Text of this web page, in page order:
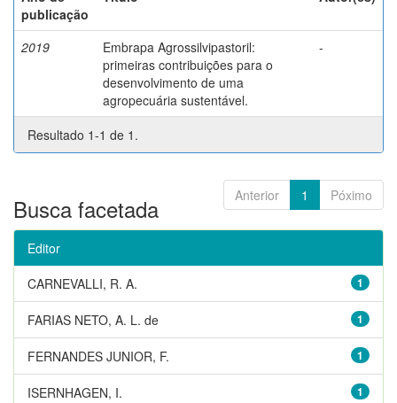
publicação
2019
Embrapa Agrossilvipastoril:
primeiras contribuições para o
desenvolvimento de uma
agropecuária sustentável.
-
Resultado 1-1 de 1.
Anterior 1 Póximo
Busca facetada
Editor
1
CARNEVALLI, R. A.
1
FARIAS NETO, A. L. de
1
FERNANDES JUNIOR, F.
1
ISERNHAGEN, I.